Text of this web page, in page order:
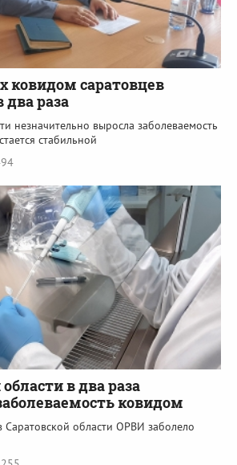
ковидом саратовцев
два раза
незначительно выросла заболеваемость
стабильной
в два раза
ковидом
области ОРВИ заболело